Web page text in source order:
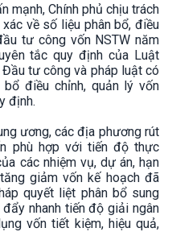
mạnh, Chính phủ chịu trách
về số liệu phân bổ, điều
tư công vốn NSTW năm
tắc quy định của Luật
tư công và pháp luật có
bổ điều chỉnh, quản lý vốn
định.
ương, các địa phương rút
phù hợp với tiến độ thực
các nhiệm vụ, dự án, hạn
giảm vốn kế hoạch đã
quyết liệt phân bổ sung
nhanh tiến độ giải ngân
vốn tiết kiệm, hiệu quả,